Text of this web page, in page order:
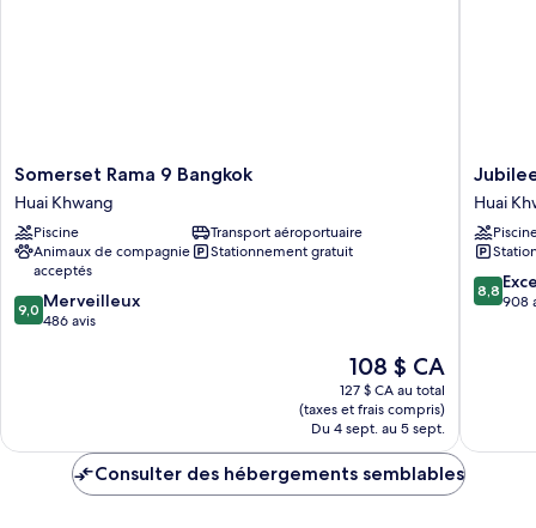
Somerset
Rama
9
Bangkok
Huai
Khwang
Somerset Rama 9 Bangkok
Huai Khwang
Piscine
Transport aéroportuaire
Animaux de compagnie
acceptés
Stationnement gratuit
9.0
sur
9,0 Merveilleux
486 avis
Le
prix
est
de
108 $ CA
108 $ CA
127 $ CA au total
(taxes et frais compris)
Du 4 sept. au 5 sept.
Jubilee
Prestige
Hotel
Huai
Khwang
Huai
8.8
sur
8,8
908
Consulter des hébergements semblables